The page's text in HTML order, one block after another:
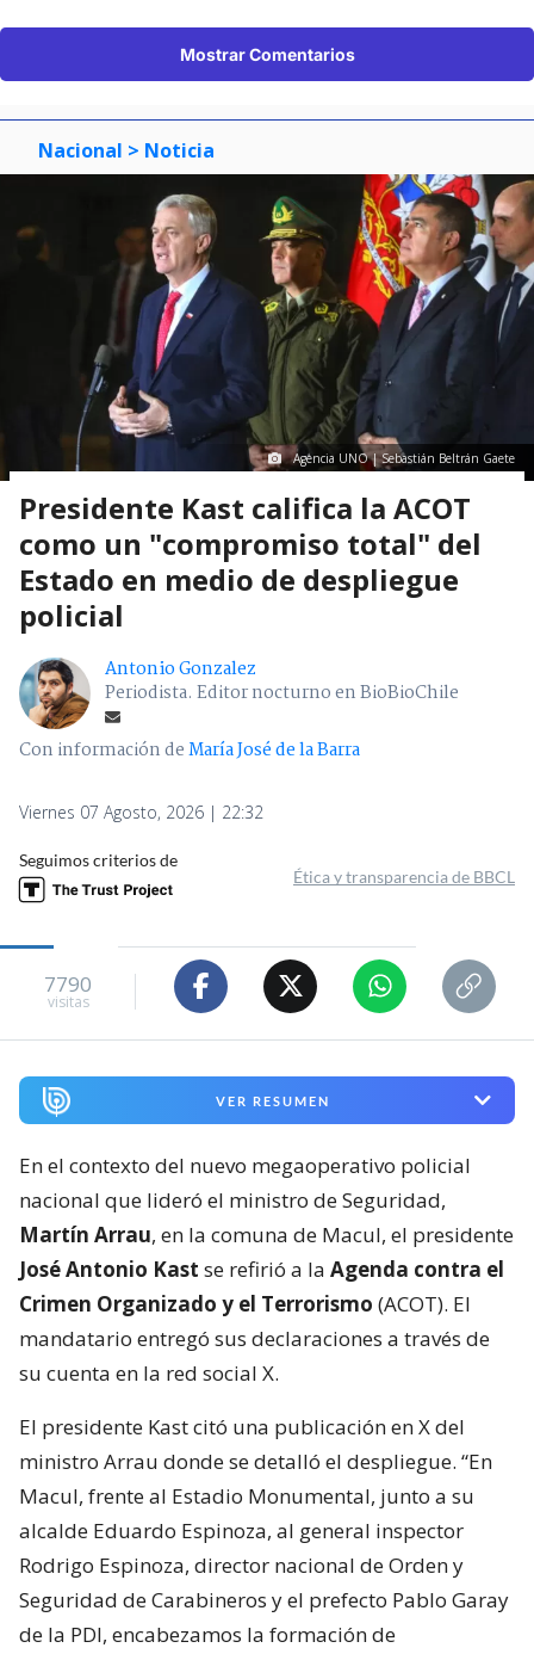
Mostrar Comentarios
Nacional > Noticia
Agencia UNO | Sebastián Beltrán Gaete
Presidente Kast califica la ACOT
como un "compromiso total" del
Estado en medio de despliegue
policial
Antonio Gonzalez
Periodista. Editor nocturno en BioBioChile
Con información deMaría José de la Barra
Viernes 07 Agosto, 2026 | 22:32
Seguimos criterios de
Ética y transparencia de BBCL
7790
visitas
VER RESUMEN
En el contexto del nuevo megaoperativo policial
nacional que lideró el ministro de Seguridad,
Martín Arrau, en la comuna de Macul, el presidente
José Antonio Kast se refirió a la Agenda contra el
Crimen Organizado y el Terrorismo (ACOT). El
mandatario entregó sus declaraciones a través de
su cuenta en la red social X.
El presidente Kast citó una publicación en X del
ministro Arrau donde se detalló el despliegue. “En
Macul, frente al Estadio Monumental, junto a su
alcalde Eduardo Espinoza, al general inspector
Rodrigo Espinoza, director nacional de Orden y
Seguridad de Carabineros y el prefecto Pablo Garay
de la PDI, encabezamos la formación de